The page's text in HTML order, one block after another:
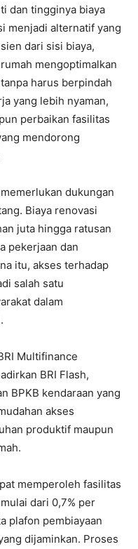
dan tingginya biaya
menjadi alternatif yang
dari sisi biaya,
mengoptimalkan
harus berpindah
yang lebih nyaman,
perbaikan fasilitas
mendorong
dukungan
Biaya renovasi
juta hingga ratusan
pekerjaan dan
itu, akses terhadap
salah satu
dalam
Multifinance
BRI Flash,
BPKB kendaraan yang
akses
produktif maupun
memperoleh fasilitas
dari 0,7% per
plafon pembiayaan
dijaminkan. Proses